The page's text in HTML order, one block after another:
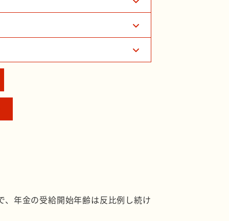
年金の受給開始年齢は反比例し続け